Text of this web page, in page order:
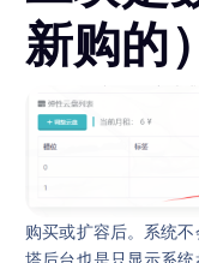
新购的）
购买或扩容后。系统
塔后台也是只显示系统